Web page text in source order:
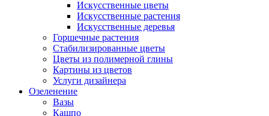
Искусственные цветы
Искусственные растения
Искусственные деревья
Горшечные растения
Стабилизированные цветы
Цветы из полимерной глины
Картины из цветов
Услуги дизайнера
Озеленение
Вазы
Кашпо